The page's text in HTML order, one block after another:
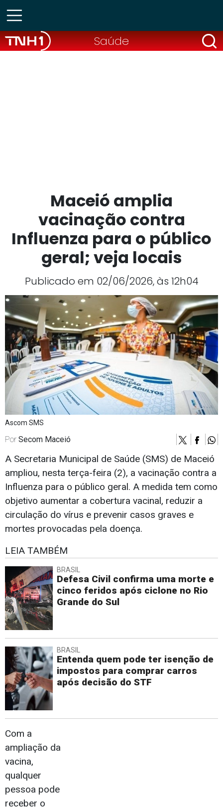
Saúde
Maceió amplia
vacinação contra
Influenza para o público
geral; veja locais
Publicado em 02/06/2026, às 12h04
Ascom SMS
Por Secom Maceió
A Secretaria Municipal de Saúde (SMS) de Maceió
ampliou, nesta terça-feira (2), a vacinação contra a
Influenza para o público geral. A medida tem como
objetivo aumentar a cobertura vacinal, reduzir a
circulação do vírus e prevenir casos graves e
mortes provocadas pela doença.
LEIA TAMBÉM
BRASIL
Defesa Civil confirma uma morte e
cinco feridos após ciclone no Rio
Grande do Sul
BRASIL
Entenda quem pode ter isenção de
impostos para comprar carros
após decisão do STF
Com a
ampliação da
vacina,
qualquer
pessoa pode
receber o